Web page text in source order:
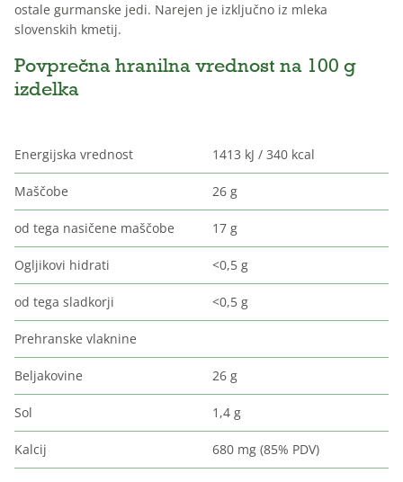
ostale gurmanske jedi. Narejen je izključno iz mleka
slovenskih kmetij.
Povprečna hranilna vrednost na 100 g
izdelka
Energijska vrednost 1413 kJ / 340 kcal
Maščobe 26 g
od tega nasičene maščobe 17 g
Ogljikovi hidrati <0,5 g
od tega sladkorji <0,5 g
Prehranske vlaknine
Beljakovine 26 g
Sol 1,4 g
Kalcij 680 mg (85% PDV)